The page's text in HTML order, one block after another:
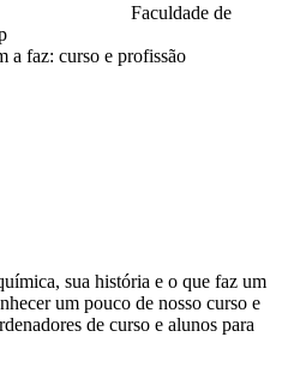
Faculdade de
a faz: curso e profissão
sua história e o que faz um
um pouco de nosso curso e
de curso e alunos para